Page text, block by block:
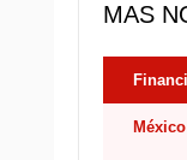
MAS
México